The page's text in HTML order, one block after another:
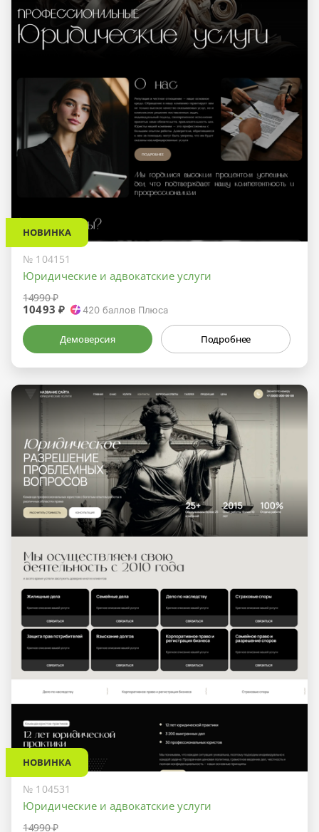
НОВИНКА
№ 104151
Юридические и адвокатские услуги
14990 ₽
10493 ₽ 420 баллов Плюса
Демоверсия Подробнее
НОВИНКА
№ 104531
Юридические и адвокатские услуги
14990 ₽